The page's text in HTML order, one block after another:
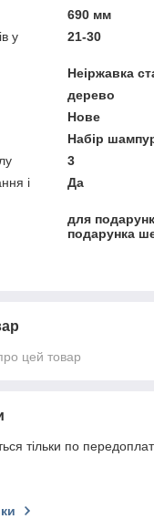
690 мм
у
21-30
Неіржавка
дерево
Нове
Набір
3
і
Да
для
подарунка
цей товар
тільки по